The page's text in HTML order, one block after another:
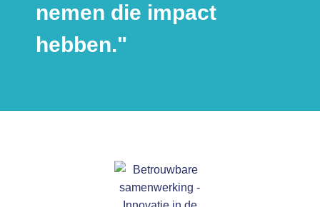
nemen die impact
hebben."